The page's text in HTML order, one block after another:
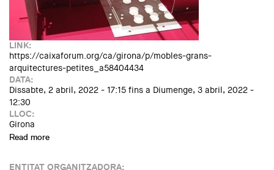
LINK:
https://caixaforum.org/ca/girona/p/mobles-grans-
arquitectures-petites_a58404434
DATA:
Dissabte, 2 abril, 2022 - 17:15 fins a Diumenge, 3 abril, 2022 -
12:30
LLOC:
Girona
Read more
ENTITAT ORGANITZADORA: